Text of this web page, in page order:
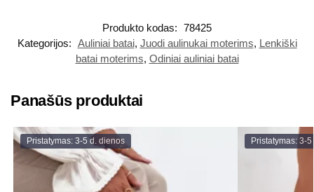
Produkto kodas: 78425
Kategorijos: Auliniai batai, Juodi aulinukai moterims, Lenkiški
batai moterims, Odiniai auliniai batai
Panašūs produktai
Pristatymas: 3-5 d. dienos Pristatymas: 3-